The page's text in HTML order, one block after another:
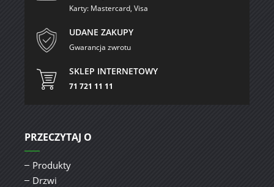
Karty: Mastercard, Visa
UDANE ZAKUPY
Gwarancja zwrotu
SKLEP INTERNETOWY
71 721 11 11
PRZECZYTAJ O
Produkty
Drzwi